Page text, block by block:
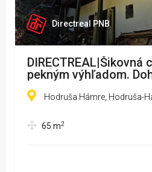
Directreal PNB
DIRECTREAL|Šikovná
pekným výhľadom.
Hodruša Hámre, Hodruša-
65 m2